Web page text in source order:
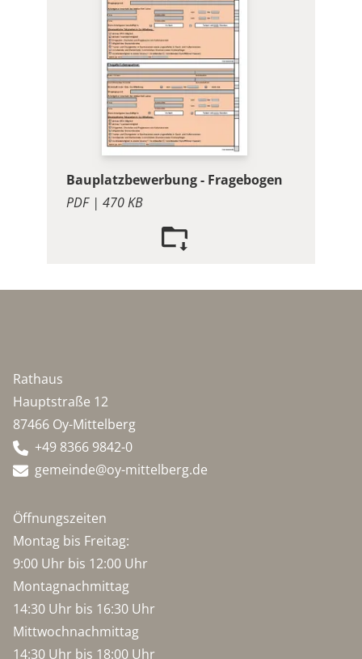
Bauplatzbewerbung - Fragebogen
PDF | 470 KB
Rathaus
Hauptstraße 12
87466 Oy-Mittelberg
+49 8366 9842-0
gemeinde@oy-mittelberg.de
Öffnungszeiten
Montag bis Freitag:
9:00 Uhr bis 12:00 Uhr
Montagnachmittag
14:30 Uhr bis 16:30 Uhr
Mittwochnachmittag
14:30 Uhr bis 18:00 Uhr